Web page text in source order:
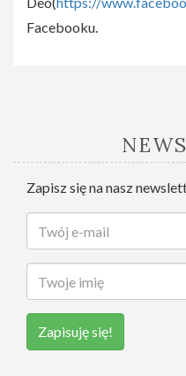
Facebooku.
Zapisz się na nasz
Zapisuję się!